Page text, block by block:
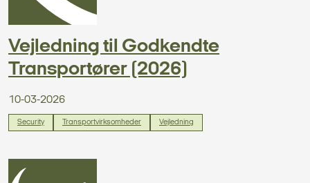
Vejledning til Godkendte
Transportører (2026)
10-03-2026
Security Transportvirksomheder Vejledning